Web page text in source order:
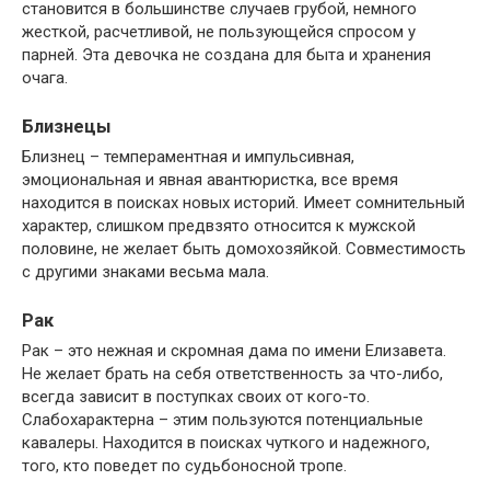
становится в большинстве случаев грубой, немного
жесткой, расчетливой, не пользующейся спросом у
парней. Эта девочка не создана для быта и хранения
очага.
Близнецы
Близнец – темпераментная и импульсивная,
эмоциональная и явная авантюристка, все время
находится в поисках новых историй. Имеет сомнительный
характер, слишком предвзято относится к мужской
половине, не желает быть домохозяйкой. Совместимость
с другими знаками весьма мала.
Рак
Рак – это нежная и скромная дама по имени Елизавета.
Не желает брать на себя ответственность за что-либо,
всегда зависит в поступках своих от кого-то.
Слабохарактерна – этим пользуются потенциальные
кавалеры. Находится в поисках чуткого и надежного,
того, кто поведет по судьбоносной тропе.